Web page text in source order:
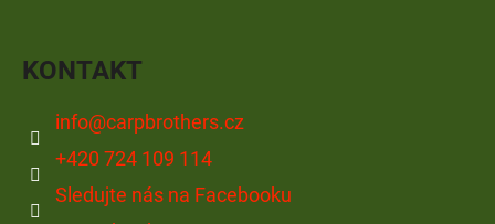
KONTAKT
info@carpbrothers.cz
+420 724 109 114
Sledujte nás na Facebooku